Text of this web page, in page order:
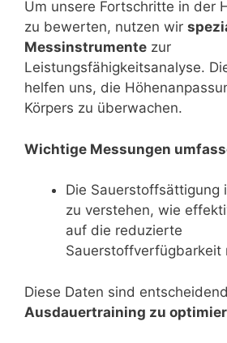
Um unsere Fortschritte in der
zu bewerten, nutzen wir
Messinstrumente zur
Leistungsfähigkeitsanalyse.
helfen uns, die
Körpers zu überwachen.
Wichtige Messungen
Die Sauerstoffsättigung
zu verstehen, wie
auf die reduzierte
Sauerstoffverfügbarkeit
Diese Daten sind
Ausdauertraining zu